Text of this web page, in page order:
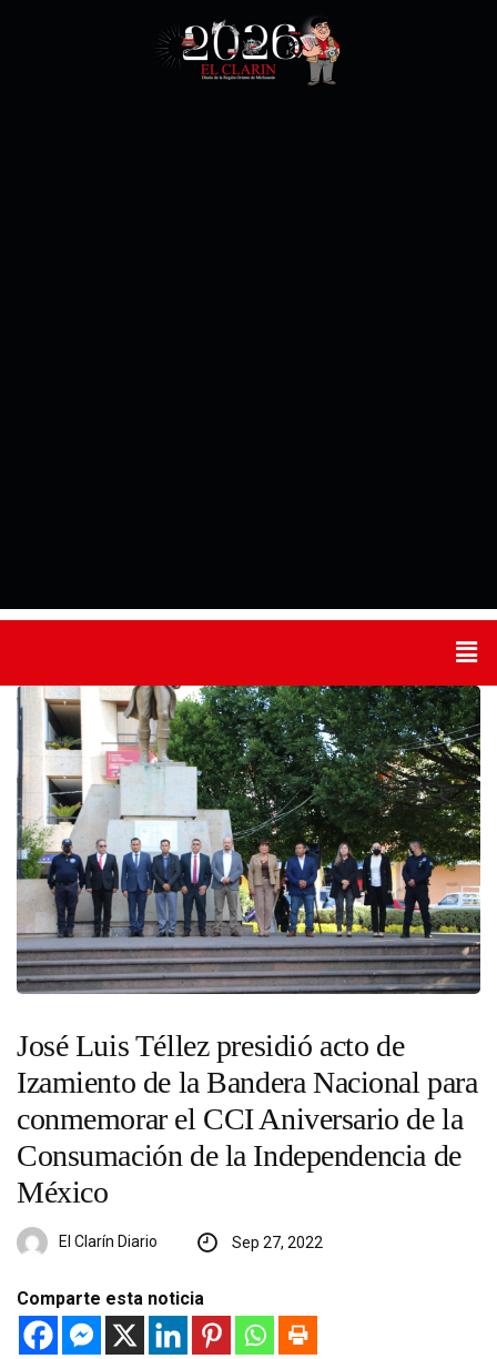
José Luis Téllez presidió acto de
Izamiento de la Bandera Nacional para
conmemorar el CCI Aniversario de la
Consumación de la Independencia de
México
El Clarín Diario Sep 27, 2022
Comparte esta noticia